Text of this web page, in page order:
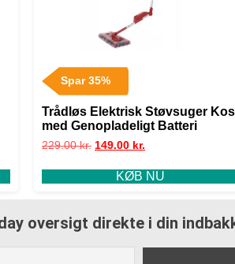
Spar 35%
Trådløs Elektrisk Støvsuger
med Genopladeligt Batteri
229.00kr. 149.00 kr.
KØB NU
oversigt direkte i din